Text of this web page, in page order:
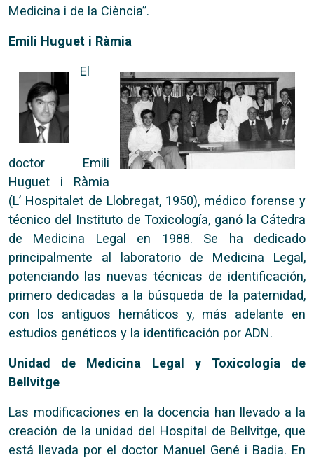
Medicina i de la Ciència”.
Emili Huguet i Ràmia
El
doctor Emili
Huguet i Ràmia
(L’ Hospitalet de Llobregat, 1950), médico forense y
técnico del Instituto de Toxicología, ganó la Cátedra
de Medicina Legal en 1988. Se ha dedicado
principalmente al laboratorio de Medicina Legal,
potenciando las nuevas técnicas de identificación,
primero dedicadas a la búsqueda de la paternidad,
con los antiguos hemáticos y, más adelante en
estudios genéticos y la identificación por ADN.
Unidad de Medicina Legal y Toxicología de
Bellvitge
Las modificaciones en la docencia han llevado a la
creación de la unidad del Hospital de Bellvitge, que
está llevada por el doctor Manuel Gené i Badia. En